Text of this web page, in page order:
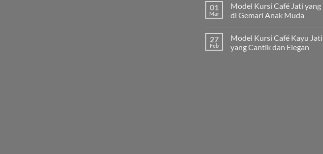
01
Mar
Model Kursi Café Jati yang
di Gemari Anak Muda
27
Feb
Model Kursi Café Kayu Jati
yang Cantik dan Elegan